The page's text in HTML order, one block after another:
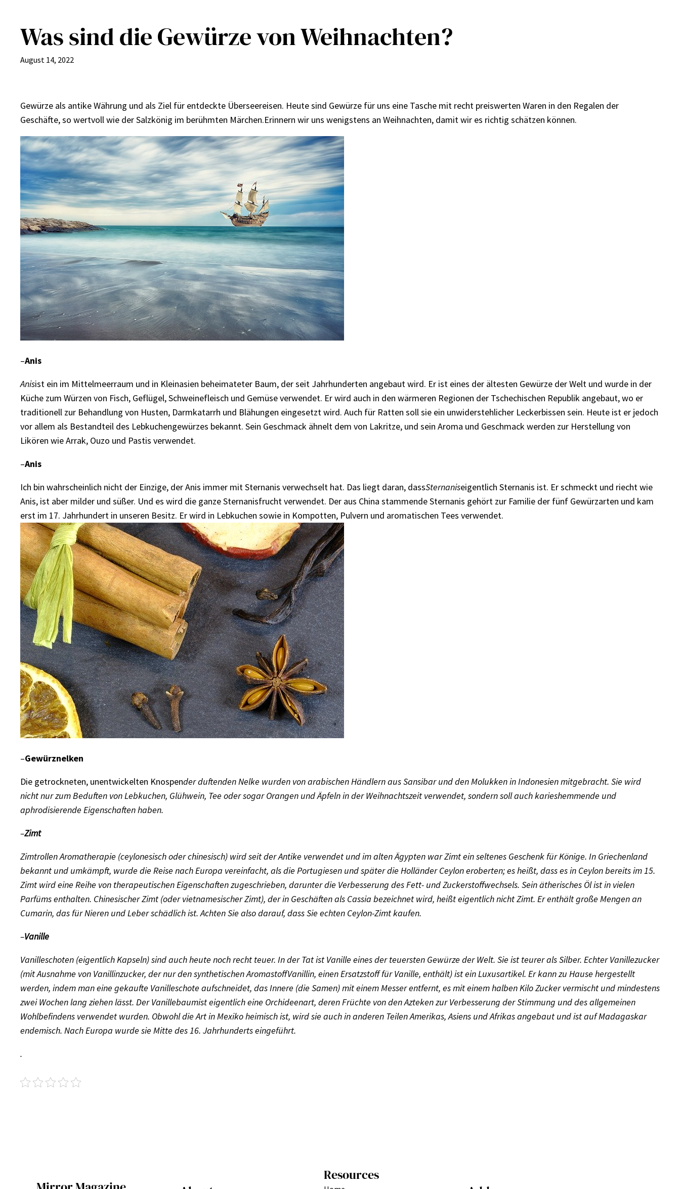
Was sind die Gewürze von Weihnachten?
August 14, 2022
Gewürze als antike Währung und als Ziel für entdeckte Überseereisen. Heute sind Gewürze für uns eine Tasche mit recht preiswerten Waren in den Regalen der
Geschäfte, so wertvoll wie der Salzkönig im berühmten Märchen.Erinnern wir uns wenigstens an Weihnachten, damit wir es richtig schätzen können.
–Anis
Anisist ein im Mittelmeerraum und in Kleinasien beheimateter Baum, der seit Jahrhunderten angebaut wird. Er ist eines der ältesten Gewürze der Welt und wurde in der
Küche zum Würzen von Fisch, Geflügel, Schweinefleisch und Gemüse verwendet. Er wird auch in den wärmeren Regionen der Tschechischen Republik angebaut, wo er
traditionell zur Behandlung von Husten, Darmkatarrh und Blähungen eingesetzt wird. Auch für Ratten soll sie ein unwiderstehlicher Leckerbissen sein. Heute ist er jedoch
vor allem als Bestandteil des Lebkuchengewürzes bekannt. Sein Geschmack ähnelt dem von Lakritze, und sein Aroma und Geschmack werden zur Herstellung von
Likören wie Arrak, Ouzo und Pastis verwendet.
–Anis
Ich bin wahrscheinlich nicht der Einzige, der Anis immer mit Sternanis verwechselt hat. Das liegt daran, dassSternaniseigentlich Sternanis ist. Er schmeckt und riecht wie
Anis, ist aber milder und süßer. Und es wird die ganze Sternanisfrucht verwendet. Der aus China stammende Sternanis gehört zur Familie der fünf Gewürzarten und kam
erst im 17. Jahrhundert in unseren Besitz. Er wird in Lebkuchen sowie in Kompotten, Pulvern und aromatischen Tees verwendet.
–Gewürznelken
Die getrockneten, unentwickelten Knospender duftenden Nelke wurden von arabischen Händlern aus Sansibar und den Molukken in Indonesien mitgebracht. Sie wird
nicht nur zum Beduften von Lebkuchen, Glühwein, Tee oder sogar Orangen und Äpfeln in der Weihnachtszeit verwendet, sondern soll auch karieshemmende und
aphrodisierende Eigenschaften haben.
–Zimt
ZimtrollenAromatherapie (ceylonesisch oder chinesisch) wird seit der Antike verwendet und im alten Ägypten war Zimt ein seltenes Geschenk für Könige. In Griechenland
bekannt und umkämpft, wurde die Reise nach Europa vereinfacht, als die Portugiesen und später die Holländer Ceylon eroberten; es heißt, dass es in Ceylon bereits im 15.
Zimt wird eine Reihe von therapeutischen Eigenschaften zugeschrieben, darunter die Verbesserung des Fett- und Zuckerstoffwechsels. Sein ätherisches Öl ist in vielen
Parfüms enthalten. Chinesischer Zimt (oder vietnamesischer Zimt), der in Geschäften als Cassia bezeichnet wird, heißt eigentlich nicht Zimt. Er enthält große Mengen an
Cumarin, das für Nieren und Leber schädlich ist. Achten Sie also darauf, dass Sie echten Ceylon-Zimt kaufen.
–Vanille
Vanilleschoten (eigentlich Kapseln) sind auch heute noch recht teuer. In der Tat ist Vanille eines der teuersten Gewürze der Welt. Sie ist teurer als Silber. Echter Vanillezucker
(mit Ausnahme von Vanillinzucker, der nur den synthetischen AromastoffVanillin, einen Ersatzstoff für Vanille, enthält) ist ein Luxusartikel. Er kann zu Hause hergestellt
werden, indem man eine gekaufte Vanilleschote aufschneidet, das Innere (die Samen) mit einem Messer entfernt, es mit einem halben Kilo Zucker vermischt und mindestens
zwei Wochen lang ziehen lässt. Der Vanillebaumist eigentlich eine Orchideenart, deren Früchte von den Azteken zur Verbesserung der Stimmung und des allgemeinen
Wohlbefindens verwendet wurden. Obwohl die Art in Mexiko heimisch ist, wird sie auch in anderen Teilen Amerikas, Asiens und Afrikas angebaut und ist auf Madagaskar
endemisch. Nach Europa wurde sie Mitte des 16. Jahrhunderts eingeführt.
.
Resources